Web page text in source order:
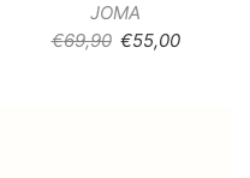
JOMA
€69,90 €55,00